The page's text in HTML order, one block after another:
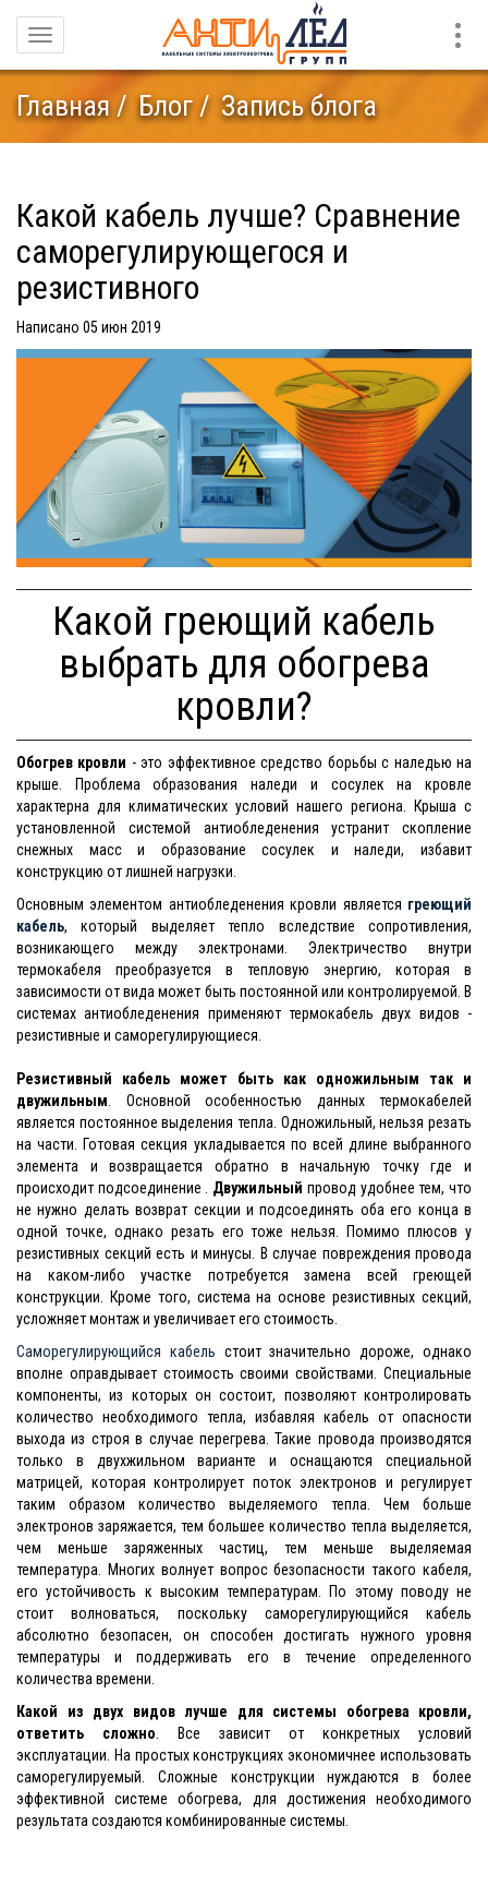
Навигация
Главная Блог Запись блога
Какой кабель лучше? Сравнение
саморегулирующегося и
резистивного
Написано 05 июн 2019
Какой греющий кабель
выбрать для обогрева
кровли?
Обогрев кровли - это эффективное средство борьбы с наледью на
крыше. Проблема образования наледи и сосулек на кровле
характерна для климатических условий нашего региона. Крыша с
установленной системой антиобледенения устранит скопление
снежных масс и образование сосулек и наледи, избавит
конструкцию от лишней нагрузки.
Основным элементом антиобледенения кровли является греющий
кабель, который выделяет тепло вследствие сопротивления,
возникающего между электронами. Электричество внутри
термокабеля преобразуется в тепловую энергию, которая в
зависимости от вида может быть постоянной или контролируемой. В
системах антиобледенения применяют термокабель двух видов -
резистивные и саморегулирующиеся.
Резистивный кабель может быть как одножильным так и
двужильным . Основной особенностью данных термокабелей
является постоянное выделения тепла. Одножильный, нельзя резать
на части. Готовая секция укладывается по всей длине выбранного
элемента и возвращается обратно в начальную точку где и
происходит подсоединение . Двужильный провод удобнее тем, что
не нужно делать возврат секции и подсоединять оба его конца в
одной точке, однако резать его тоже нельзя. Помимо плюсов у
резистивных секций есть и минусы. В случае повреждения провода
на каком-либо участке потребуется замена всей греющей
конструкции. Кроме того, система на основе резистивных секций,
усложняет монтаж и увеличивает его стоимость.
Саморегулирующийся кабель стоит значительно дороже, однако
вполне оправдывает стоимость своими свойствами. Специальные
компоненты, из которых он состоит, позволяют контролировать
количество необходимого тепла, избавляя кабель от опасности
выхода из строя в случае перегрева. Такие провода производятся
только в двухжильном варианте и оснащаются специальной
матрицей, которая контролирует поток электронов и регулирует
таким образом количество выделяемого тепла. Чем больше
электронов заряжается, тем большее количество тепла выделяется,
чем меньше заряженных частиц, тем меньше выделяемая
температура. Многих волнует вопрос безопасности такого кабеля,
его устойчивость к высоким температурам. По этому поводу не
стоит волноваться, поскольку саморегулирующийся кабель
абсолютно безопасен, он способен достигать нужного уровня
температуры и поддерживать его в течение определенного
количества времени.
Какой из двух видов лучше для системы обогрева кровли,
ответить сложно . Все зависит от конкретных условий
эксплуатации. На простых конструкциях экономичнее использовать
саморегулируемый. Сложные конструкции нуждаются в более
эффективной системе обогрева, для достижения необходимого
результата создаются комбинированные системы.